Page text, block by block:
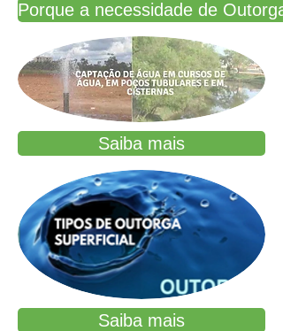
Porque a necessidade de Outorga
Saiba mais
Saiba mais